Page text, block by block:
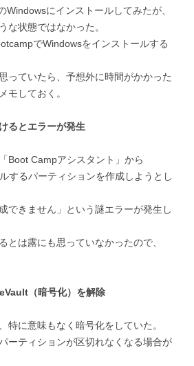
Windowsにインストールしてみたが、
な状態ではなかった。
でWindowsをインストールする
っていたら、予想外に時間がかかった
モしておく。
るとエラーが発生
Boot Campアシスタント」から
するパーティションを作成しようとし
できません」という謎エラーが発生し
とは露にも思っていなかったので、
（暗号化）を解除
特に意味もなく暗号化をしていた。
ーティションが区切れなくなる場合が